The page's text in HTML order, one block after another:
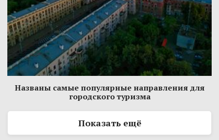
Названы самые популярные направления для
городского туризма
Показать ещё